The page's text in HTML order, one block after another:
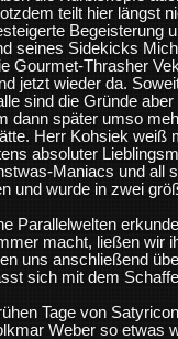
teilt hier längst
Begeisterung
seines Sidekicks
Gourmet-Thrasher
jetzt wieder da.
sind die Gründe
dann später umso
Herr Kohsiek weiß
absoluter
Maniacs und all
und wurde in zwei
Parallelwelten
macht, ließen wir
uns anschließend
sich mit dem
Tage von
Weber so etwas